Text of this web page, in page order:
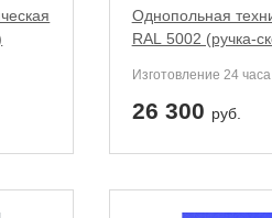
Однопольная
RAL 5002 (ручка-
Изготовление 24 часа
26 300 руб.